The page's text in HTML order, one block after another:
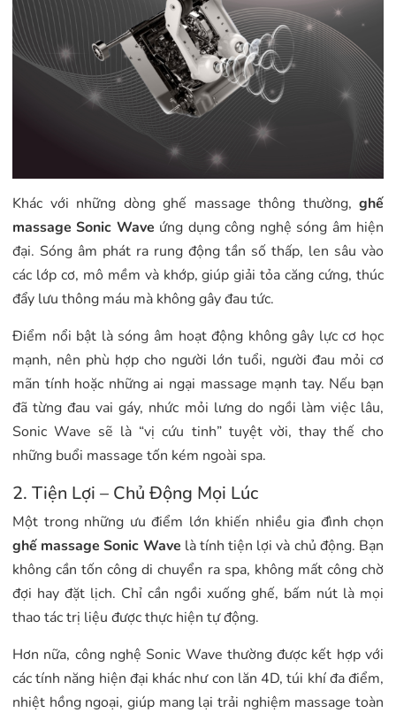
Khác với những dòng ghế massage thông thường, ghế
massage Sonic Wave ứng dụng công nghệ sóng âm hiện
đại. Sóng âm phát ra rung động tần số thấp, len sâu vào
các lớp cơ, mô mềm và khớp, giúp giải tỏa căng cứng, thúc
đẩy lưu thông máu mà không gây đau tức.
Điểm nổi bật là sóng âm hoạt động không gây lực cơ học
mạnh, nên phù hợp cho người lớn tuổi, người đau mỏi cơ
mãn tính hoặc những ai ngại massage mạnh tay. Nếu bạn
đã từng đau vai gáy, nhức mỏi lưng do ngồi làm việc lâu,
Sonic Wave sẽ là “vị cứu tinh” tuyệt vời, thay thế cho
những buổi massage tốn kém ngoài spa.
2. Tiện Lợi – Chủ Động Mọi Lúc
Một trong những ưu điểm lớn khiến nhiều gia đình chọn
ghế massage Sonic Wave là tính tiện lợi và chủ động. Bạn
không cần tốn công di chuyển ra spa, không mất công chờ
đợi hay đặt lịch. Chỉ cần ngồi xuống ghế, bấm nút là mọi
thao tác trị liệu được thực hiện tự động.
Hơn nữa, công nghệ Sonic Wave thường được kết hợp với
các tính năng hiện đại khác như con lăn 4D, túi khí đa điểm,
nhiệt hồng ngoại, giúp mang lại trải nghiệm massage toàn